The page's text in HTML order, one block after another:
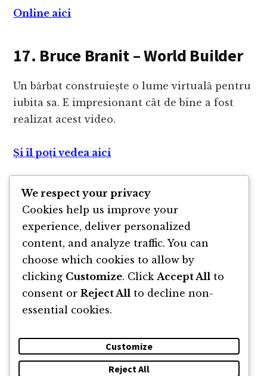
Online aici
17. Bruce Branit – World Builder
Un bărbat construiește o lume virtuală pentru
iubita sa. E impresionant cât de bine a fost
realizat acest video.
Și îl poți vedea aici
Nu uita să alegi preferatul dintre aceste
clipuri motivationale și discursuri
motivationale și să dai un share pe social
media.
We respect your privacy
Cookies help us improve your
experience, deliver personalized
content, and analyze traffic. You can
choose which cookies to allow by
clicking Customize. Click Accept All to
consent or Reject All to decline non-
essential cookies.
Customize
Reject All